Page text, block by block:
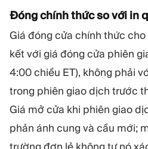
Đóng chính thức so với in
Giá đóng cửa chính thức
kết với giá đóng cửa phiên
4:00 chiều ET), không phải
trong phiên giao dịch trước
Giá mở cửa khi phiên giao
phản ánh cung và cầu mới;